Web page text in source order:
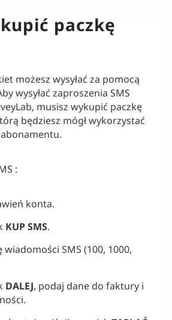
paczkę
możesz wysyłać za pomocą
wysyłać zaproszenia SMS
musisz wykupić paczkę
będziesz mógł wykorzystać
:
konta.
KUP SMS.
SMS (100, 1000,
DALEJ, podaj dane do faktury i